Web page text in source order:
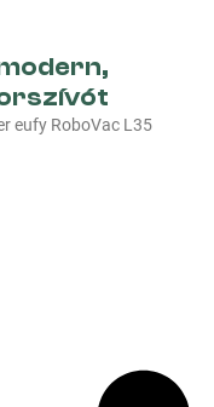
eufy RoboVac L35